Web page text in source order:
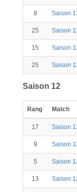
8 Saison
25 Saison
15 Saison
25 Saison
Saison 12
Rang Match
17 Saison
9 Saison
5 Saison
13 Saison